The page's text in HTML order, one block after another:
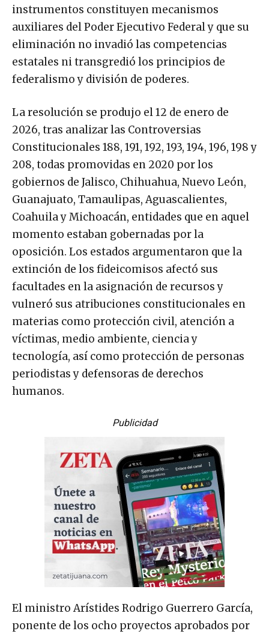
instrumentos constituyen mecanismos
auxiliares del Poder Ejecutivo Federal y que su
eliminación no invadió las competencias
estatales ni transgredió los principios de
federalismo y división de poderes.
La resolución se produjo el 12 de enero de
2026, tras analizar las Controversias
Constitucionales 188, 191, 192, 193, 194, 196, 198 y
208, todas promovidas en 2020 por los
gobiernos de Jalisco, Chihuahua, Nuevo León,
Guanajuato, Tamaulipas, Aguascalientes,
Coahuila y Michoacán, entidades que en aquel
momento estaban gobernadas por la
oposición. Los estados argumentaron que la
extinción de los fideicomisos afectó sus
facultades en la asignación de recursos y
vulneró sus atribuciones constitucionales en
materias como protección civil, atención a
víctimas, medio ambiente, ciencia y
tecnología, así como protección de personas
periodistas y defensoras de derechos
humanos.
Publicidad
El ministro Arístides Rodrigo Guerrero García,
ponente de los ocho proyectos aprobados por